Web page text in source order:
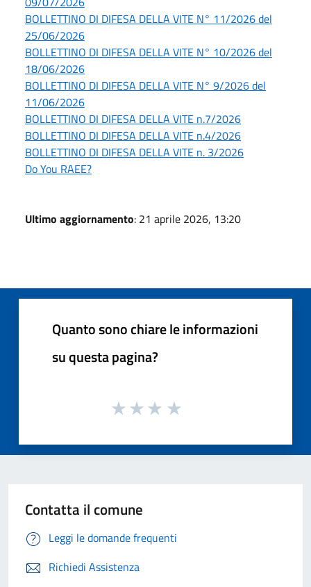
BOLLETTINO DI DIFESA DELLA VITE N° 11/2026 del
25/06/2026
BOLLETTINO DI DIFESA DELLA VITE N° 10/2026 del
18/06/2026
BOLLETTINO DI DIFESA DELLA VITE N° 9/2026 del
11/06/2026
BOLLETTINO DI DIFESA DELLA VITE n.7/2026
BOLLETTINO DI DIFESA DELLA VITE n.4/2026
BOLLETTINO DI DIFESA DELLA VITE n. 3/2026
Do You RAEE?
Ultimo aggiornamento: 21 aprile 2026, 13:20
Quanto sono chiare le informazioni
su questa pagina?
Contatta il comune
Leggi le domande frequenti
Richiedi Assistenza